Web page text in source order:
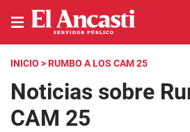
INICIO > RUMBO A LOS CAM 25
Noticias sobre
CAM 25